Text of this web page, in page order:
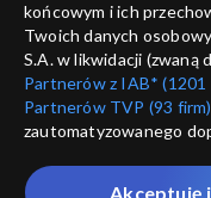
końcowym i ich
Twoich danych
S.A. w likwidacji (zwaną
Partnerów z IAB* (1201
Partnerów TVP (93 firm)
zautomatyzowanego
które wskazujemy
Akceptuję